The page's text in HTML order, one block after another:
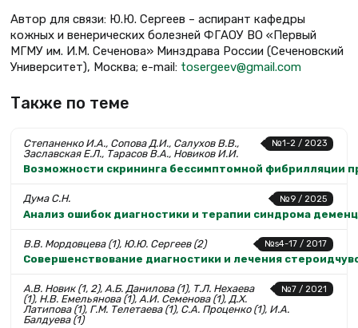
Автор для связи: Ю.Ю. Сергеев – аспирант кафедры
кожных и венерических болезней ФГАОУ ВО «Первый
МГМУ им. И.М. Сеченова» Минздрава России (Сеченовский
Университет), Москва; e-mail: tosergeev@gmail.com
Также по теме
№1-2 / 2023
Степаненко И.А., Сопова Д.И., Салухов В.В.,
Заславская Е.Л., Тарасов В.А., Новиков И.И.
Возможности скрининга бессимптомной фибрилляции
№9 / 2025
Дума С.Н.
Анализ ошибок диагностики и терапии синдрома
№s4-17 / 2017
В.В. Мордовцева (1), Ю.Ю. Сергеев (2)
Совершенствование диагностики и лечения
№7 / 2021
А.В. Новик (1, 2), А.Б. Данилова (1), Т.Л. Нехаева
(1), Н.В. Емельянова (1), А.И. Семенова (1), Д.Х.
Латипова (1), Г.М. Телетаева (1), С.А. Проценко (1), И.А.
Балдуева (1)